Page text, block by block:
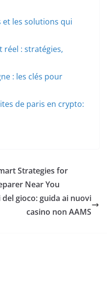
et les solutions qui
réel : stratégies,
: les clés pour
de paris en crypto:
Strategies for
Near You
gioco: guida ai nuovi
casino non AAMS